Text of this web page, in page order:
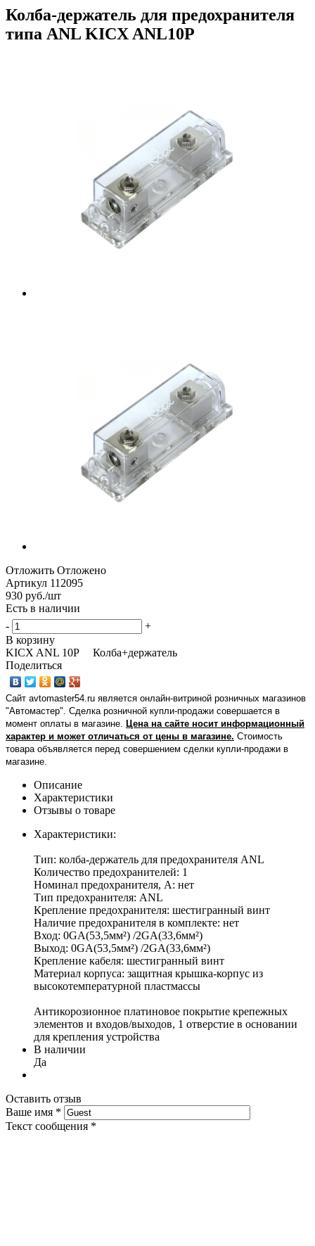
Колба-держатель для предохранителя
типа ANL KICX ANL10P
Отложить Отложено
Артикул 112095
930 руб./шт
Есть в наличии
-
+
В корзину
KICX ANL 10P Колба+держатель
Поделиться
Сайт avtomaster54.ru является онлайн-витриной розничных магазинов
"Автомастер". Сделка розничной купли-продажи совершается в
момент оплаты в магазине.
Цена на сайте носит информационный
характер и может отличаться от цены в магазине. Стоимость
товара объявляется перед совершением сделки купли-продажи в
магазине
Описание
Характеристики
Отзывы о товаре
Характеристики:
Тип: колба-держатель для предохранителя ANL
Количество предохранителей: 1
Номинал предохранителя, A: нет
Тип предохранителя: ANL
Крепление предохранителя: шестигранный винт
Наличие предохранителя в комплекте: нет
Вход: 0GA(53,5мм²) /2GA(33,6мм²)
Выход: 0GA(53,5мм²) /2GA(33,6мм²)
Крепление кабеля: шестигранный винт
Материал корпуса: защитная крышка-корпус из
высокотемпературной пластмассы
Антикорозионное платиновое покрытие крепежных
элементов и входов/выходов, 1 отверстие в основании
для крепления устройства
В наличии
Да
Оставить отзыв
Ваше имя *
Текст сообщения *